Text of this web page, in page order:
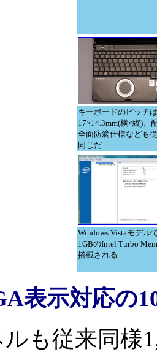
キーボードのピッチ
17×14.3mm(横×縦)。
全面防滴仕様なども
同じだ
Windows Vistaモデル
1GBのIntel Turbo
搭載される
表示対応の
も従来同様